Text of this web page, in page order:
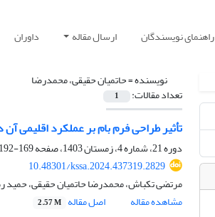
راهنمای نویسندگان ارسال مقاله داوران
نویسنده =حاتمیان حقیقی، محمدرضا
تعداد مقالات: 1
تأثیر طراحی فرم بام بر عملکرد اقلیمی
دوره 21، شماره 4، زمستان 1403، صفحه
169-192
10.48301/kssa.2024.437319.2829
مرتضی تکباش، محمدرضا حاتمیان حقیقی،
مشاهده مقاله
اصل مقاله 2.57 M